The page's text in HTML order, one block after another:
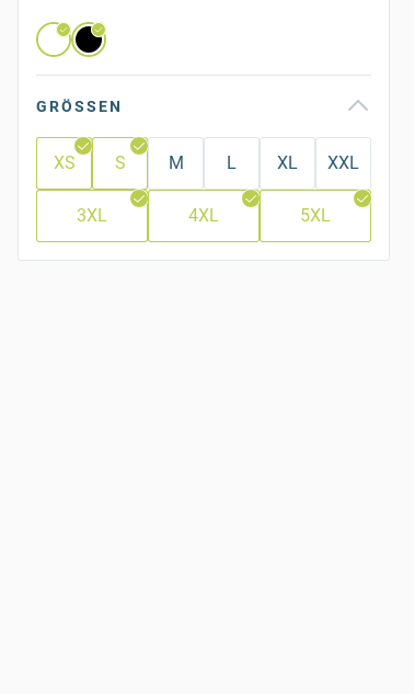
GRÖSSEN
XS S M L XL XXL
3XL 4XL 5XL